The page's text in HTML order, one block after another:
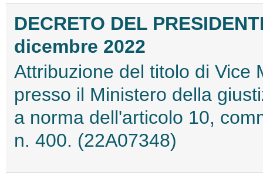
DECRETO DEL
dicembre 2022
Attribuzione del titolo di Vice
presso il Ministero della
a norma dell'articolo 10,
n. 400. (22A07348)